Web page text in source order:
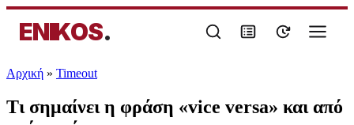
ENIKOS.
Αρχική » Timeout
Τι σημαίνει η φράση «vice versa» και από